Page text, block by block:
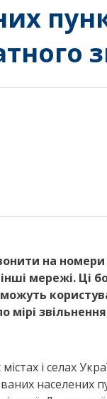
на
мережі. Ці
мірі
і селах
населених